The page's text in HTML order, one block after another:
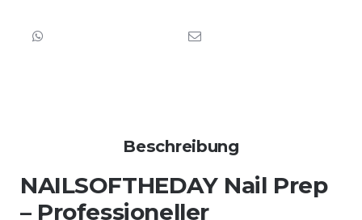
Beschreibung
NAILSOFTHEDAY Nail Prep
– Professioneller